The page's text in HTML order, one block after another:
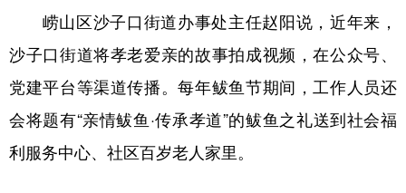
崂山区沙子口街道办事处主任赵阳说，近年来，
沙子口街道将孝老爱亲的故事拍成视频，在公众号、
党建平台等渠道传播。每年鲅鱼节期间，工作人员还
会将题有“亲情鲅鱼·传承孝道”的鲅鱼之礼送到社会福
利服务中心、社区百岁老人家里。